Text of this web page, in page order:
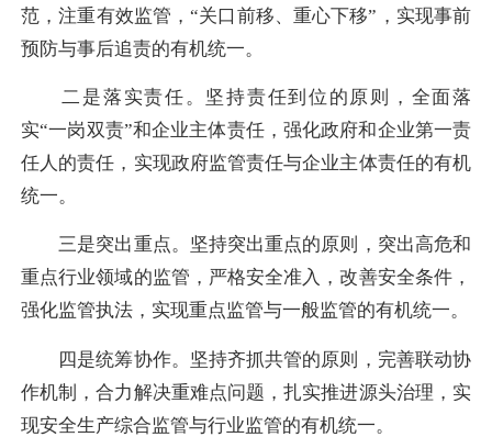
范，注重有效监管，“关口前移、重心下移”，实现事前
预防与事后追责的有机统一。
二是落实责任。坚持责任到位的原则，全面落
实“一岗双责”和企业主体责任，强化政府和企业第一责
任人的责任，实现政府监管责任与企业主体责任的有机
统一。
三是突出重点。坚持突出重点的原则，突出高危和
重点行业领域的监管，严格安全准入，改善安全条件，
强化监管执法，实现重点监管与一般监管的有机统一。
四是统筹协作。坚持齐抓共管的原则，完善联动协
作机制，合力解决重难点问题，扎实推进源头治理，实
现安全生产综合监管与行业监管的有机统一。